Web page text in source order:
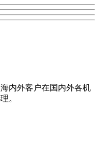
内外客户在国内外各机
。